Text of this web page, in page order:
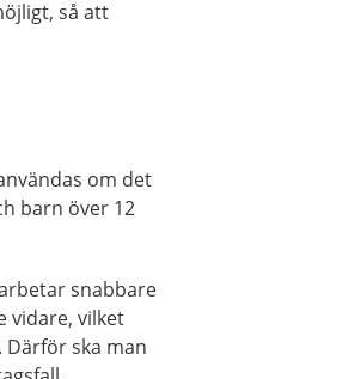
så att
om det
barn över 12
snabbare
vidare, vilket
ska man